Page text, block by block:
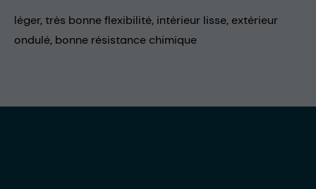
léger, très bonne flexibilité, intérieur lisse, extérieur
ondulé, bonne résistance chimique